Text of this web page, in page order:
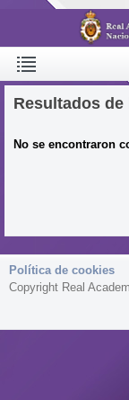
Resultados de
No se encontraron
Política de cookies
Copyright Real